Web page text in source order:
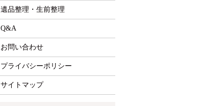
遺品整理・生前整理
Q&A
お問い合わせ
プライバシーポリシー
サイトマップ